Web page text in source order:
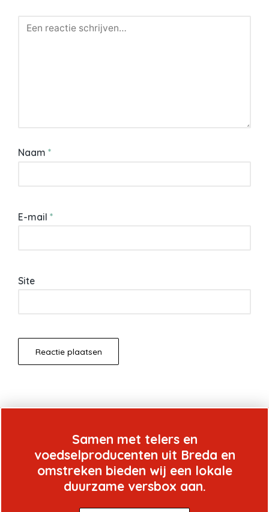
Naam *
E-mail *
Site
Samen met telers en
voedselproducenten uit Breda en
omstreken bieden wij een lokale
duurzame versbox aan.